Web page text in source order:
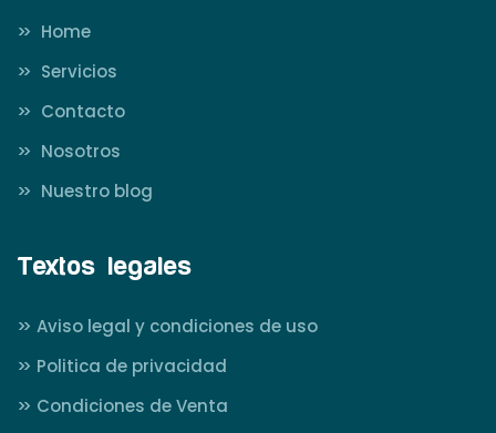
>>
Home
>>
Servicios
>>
Contacto
>>
Nosotros
>>
Nuestro blog
Textos legales
>> Aviso legal y condiciones de uso
>> Politica de privacidad
>> Condiciones de Venta